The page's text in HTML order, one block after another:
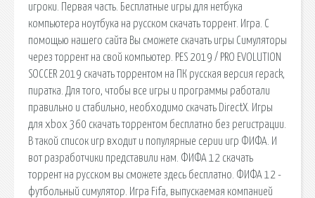
игроки. Первая часть. Бесплатные игры для нетбука
компьютера ноутбука на русском скачать торрент. Игра. С
помощью нашего сайта Вы сможете скачать игры Симуляторы
через торрент на свой компьютер. PES 2019 / PRO EVOLUTION
SOCCER 2019 скачать торрентом на ПК русская версия repack,
пиратка. Для того, чтобы все игры и программы работали
правильно и стабильно, необходимо скачать DirectX. Игры
для xbox 360 скачать торрентом бесплатно без регистрации.
В такой список игр входит и популярные серии игр ФИФА. И
вот разработчики представили нам. ФИФА 12 скачать
торрент на русском вы сможете здесь бесплатно. ФИФА 12 -
футбольный симулятор. Игра Fifa, выпускаемая компанией